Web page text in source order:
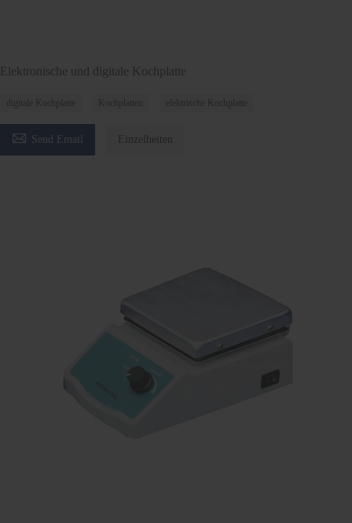
Elektronische und digitale Kochplatte
digitale Kochplatte Kochplatten elektrische Kochplatte
 Send Email Einzelheiten